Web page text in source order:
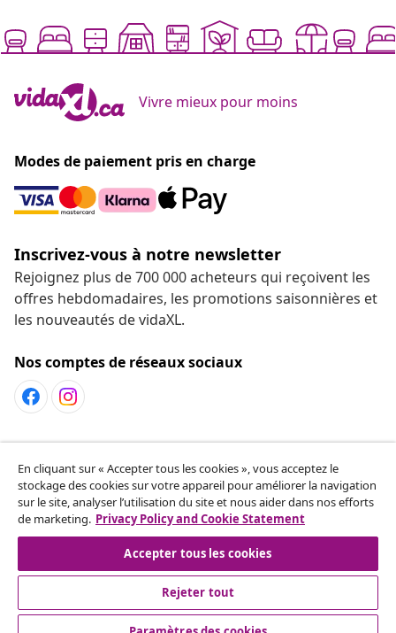
Vivre mieux pour moins
Modes de paiement pris en charge
Inscrivez-vous à notre newsletter
Rejoignez plus de 700 000 acheteurs qui reçoivent les
offres hebdomadaires, les promotions saisonnières et
les nouveautés de vidaXL.
Nos comptes de réseaux sociaux
Service Clients
vidaXL
© 2008-2026 vidaXL fr.vidaxl.ca est une boutique en ligne de
vidaXL Markerplace LTD.
En cliquant sur « Accepter tous les cookies », vous acceptez le
stockage des cookies sur votre appareil pour améliorer la navigation
sur le site, analyser l’utilisation du site et nous aider dans nos efforts
de marketing. Privacy Policy and Cookie Statement
Accepter tous les cookies
Rejeter tout